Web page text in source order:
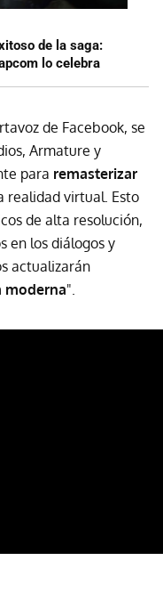
de la saga:
lo celebra
de Facebook, se
Armature y
para remasterizar
realidad virtual. Esto
de alta resolución,
en los diálogos y
actualizarán
moderna".